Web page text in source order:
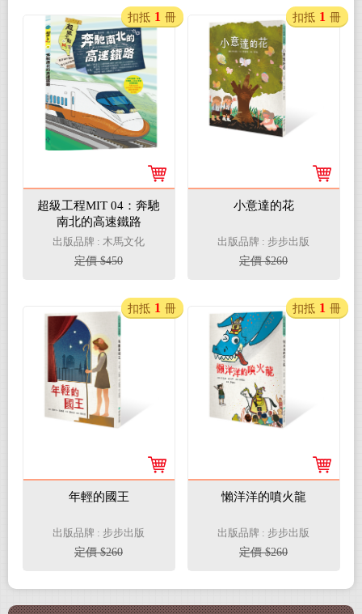
超級工程MIT 04：奔馳
南北的高速鐵路
出版品牌 : 木馬文化
定價 $450
扣抵 1 冊
小意達的花
出版品牌 : 步步出版
定價 $260
扣抵 1 冊
年輕的國王
出版品牌 : 步步出版
定價 $260
扣抵 1 冊
懶洋洋的噴火龍
出版品牌 : 步步出版
定價 $260
扣抵 1 冊